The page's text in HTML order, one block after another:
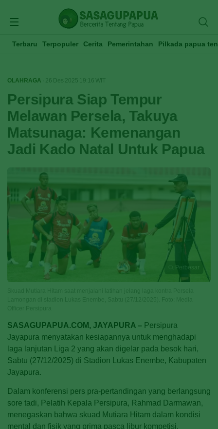
Terbaru Terpopuler Cerita Pemerintahan Pilkada papua
OLAHRAGA · 26 Des 2025 19:16 WIT
Persipura Siap Tempur
Melawan Persela, Takuya
Matsunaga: Kemenangan
Jadi Kado Natal Untuk Papua
Perbesar
SASAGUPAPUA.COM, JAYAPURA – Persipura
Jayapura menyatakan kesiapannya untuk menghadapi
laga lanjutan Liga 2 yang akan digelar pada besok hari,
Sabtu (27/12/2025) di Stadion Lukas Enembe, Kabupaten
Jayapura.
Dalam konferensi pers pra-pertandingan yang berlangsung
sore tadi, Pelatih Kepala Persipura, Rahmad Darmawan,
menegaskan bahwa skuad Mutiara Hitam dalam kondisi
mental dan fisik yang prima pasca libur kompetisi.